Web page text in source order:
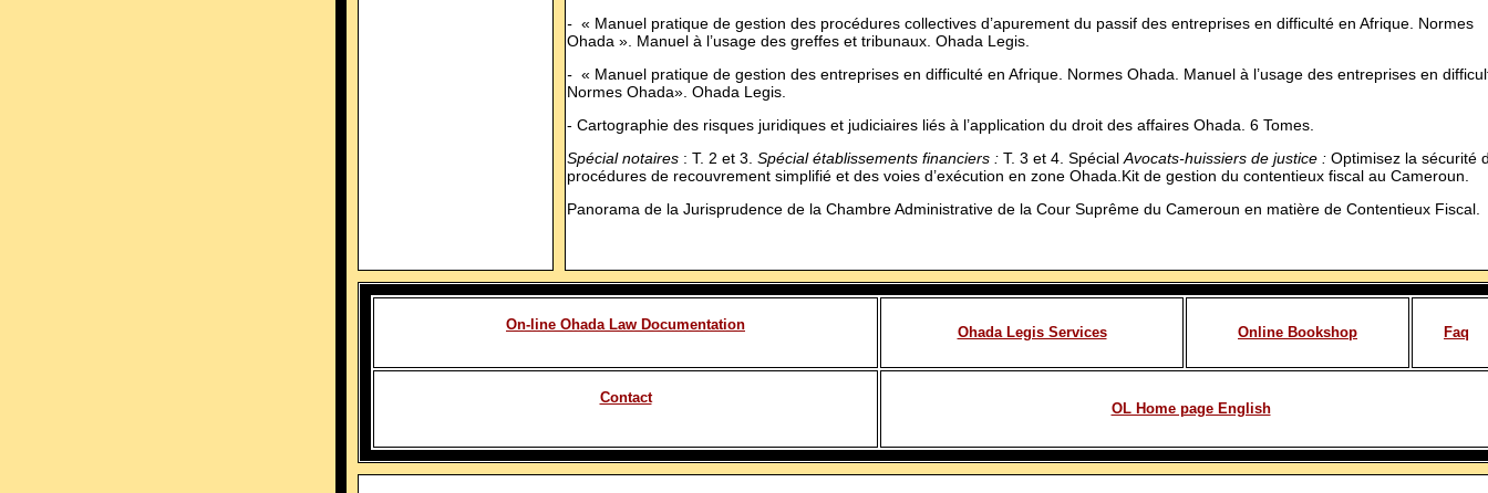
- « Manuel pratique de gestion des procédures collectives d’apurement du passif des entreprises en difficulté en Afrique. Normes
Ohada ». Manuel à l’usage des greffes et tribunaux. Ohada Legis.
- « Manuel pratique de gestion des entreprises en difficulté en Afrique. Normes Ohada. Manuel à l’usage des entreprises en
Normes Ohada». Ohada Legis.
- Cartographie des risques juridiques et judiciaires liés à l’application du droit des affaires Ohada. 6 Tomes.
Spécial notaires : T. 2 et 3. Spécial établissements financiers : T. 3 et 4. Spécial Avocats-huissiers de justice : Optimisez la sécurité
procédures de recouvrement simplifié et des voies d’exécution en zone Ohada.Kit de gestion du contentieux fiscal au Cameroun.
Panorama de la Jurisprudence de la Chambre Administrative de la Cour Suprême du Cameroun en matière de Contentieux Fiscal.
On-line Ohada Law Documentation Ohada Legis Services Online Bookshop Faq
Contact
OL Home page English